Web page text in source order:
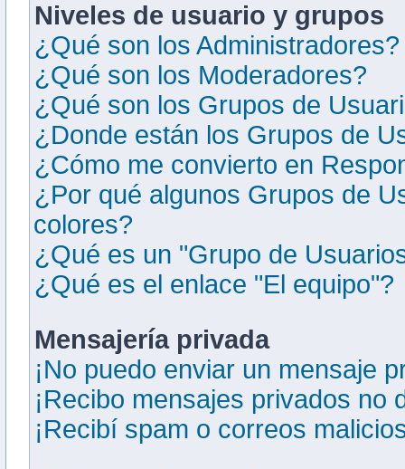
Niveles de usuario y grupos
¿Qué son los Administradores?
¿Qué son los Moderadores?
¿Qué son los Grupos de
¿Donde están los Grupos de
¿Cómo me convierto en
¿Por qué algunos Grupos de
colores?
¿Qué es un "Grupo de
¿Qué es el enlace "El equipo"?
Mensajería privada
¡No puedo enviar un mensaje
¡Recibo mensajes privados no
¡Recibí spam o correos